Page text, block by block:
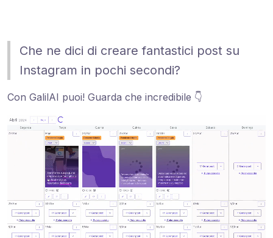
Che ne dici di creare fantastici post su
Instagram in pochi secondi?
Con GalilAI puoi! Guarda che incredibile 👇